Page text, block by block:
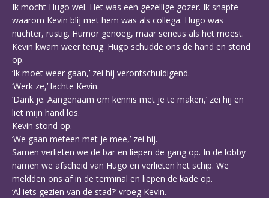
Ik mocht Hugo wel. Het was een gezellige gozer. Ik snapte
waarom Kevin blij met hem was als collega. Hugo was
nuchter, rustig. Humor genoeg, maar serieus als het moest.
Kevin kwam weer terug. Hugo schudde ons de hand en stond
op.
‘Ik moet weer gaan,’ zei hij verontschuldigend.
‘Werk ze,’ lachte Kevin.
‘Dank je. Aangenaam om kennis met je te maken,’ zei hij en
liet mijn hand los.
Kevin stond op.
‘We gaan meteen met je mee,’ zei hij.
Samen verlieten we de bar en liepen de gang op. In de lobby
namen we afscheid van Hugo en verlieten het schip. We
meldden ons af in de terminal en liepen de kade op.
‘Al iets gezien van de stad?’ vroeg Kevin.